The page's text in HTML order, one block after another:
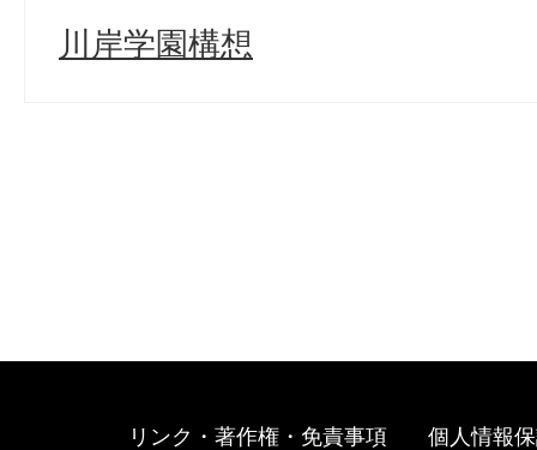
川岸学園構想
リンク・著作権・免責事項 個人情報